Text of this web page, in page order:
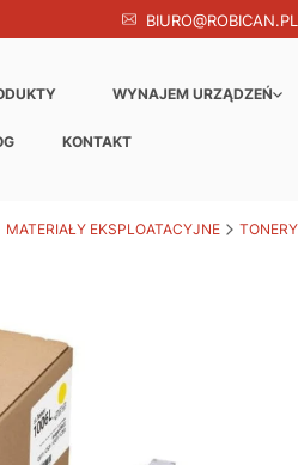
BIURO@ROBICAN.PL
WYNAJEM URZĄDZEŃ
KONTAKT
MATERIAŁY EKSPLOATACYJNE